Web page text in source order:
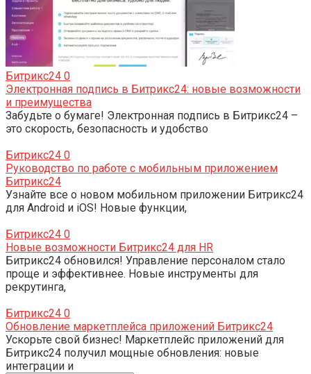
Битрикс24 0
Электронная подпись в Битрикс24: новые возможности
и преимущества
Забудьте о бумаге! Электронная подпись в Битрикс24 –
это скорость, безопасность и удобство
Битрикс24 0
Руководство по работе с мобильным приложением
Битрикс24
Узнайте все о новом мобильном приложении Битрикс24
для Android и iOS! Новые функции,
Битрикс24 0
Новые возможности Битрикс24 для HR
Битрикс24 обновился! Управление персоналом стало
проще и эффективнее. Новые инструменты для
рекрутинга,
Битрикс24 0
Обновление маркетплейса приложений Битрикс24
Ускорьте свой бизнес! Маркетплейс приложений для
Битрикс24 получил мощные обновления: новые
интеграции и